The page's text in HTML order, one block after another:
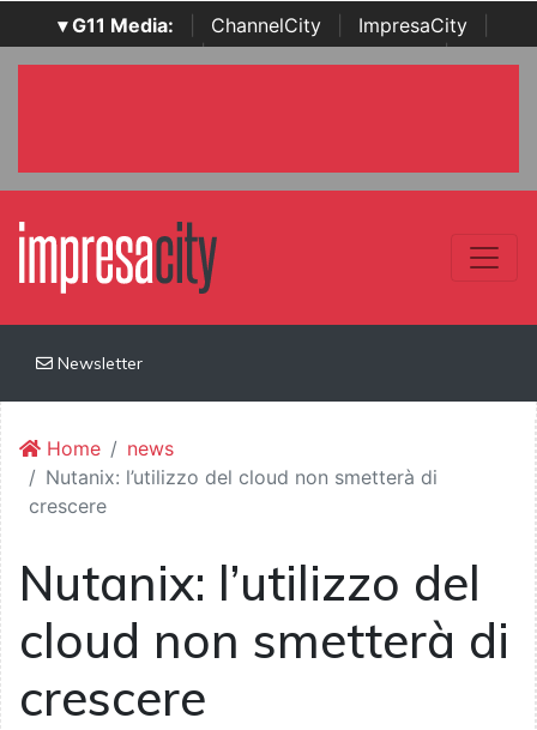
▾ G11 Media: ChannelCity ImpresaCity
SecurityOpenLab | Italian Channel Awards | Italian
Newsletter
Home
news
Nutanix: l’utilizzo del cloud non smetterà di
crescere
Nutanix: l’utilizzo del
cloud non smetterà di
crescere